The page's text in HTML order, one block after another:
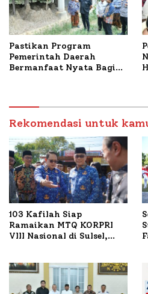
Pastikan Program
Pemerintah Daerah
Bermanfaat Nyata Bagi
Petelur di Desa Bataal
Timur
Rekomendasi untuk
103 Kafilah Siap
Ramaikan MTQ KORPRI
VIII Nasional di Sulsel,